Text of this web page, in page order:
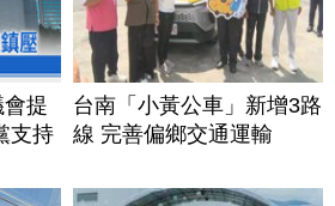
提
支持
台南「小黃公車」新增3路
線 完善偏鄉交通運輸